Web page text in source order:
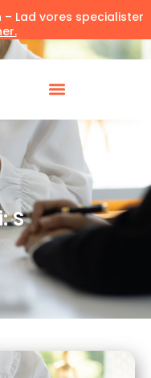
Lad vores specialister
S